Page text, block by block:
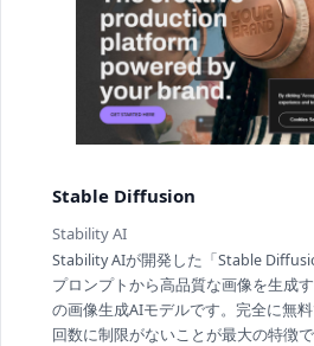
Stable Diffusion
Stability AI
Stability AIが開発した「Stable
プロンプトから高品質な画像を生成
の画像生成AIモデルです。完全に無
回数に制限がないことが最大の特徴